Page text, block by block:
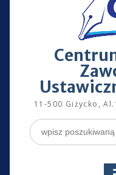
11-500 Giżycko,
Search
for: